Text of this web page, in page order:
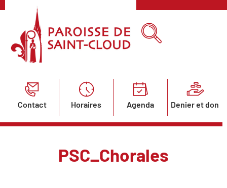
Contact Horaires Agenda Denier et don
PSC_Chorales